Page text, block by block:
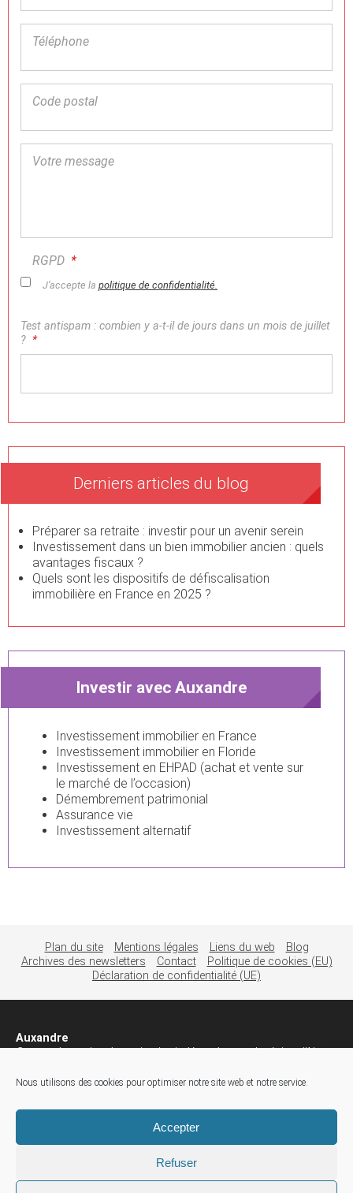
Nous utilisons des cookies pour optimiser notre site web et notre service.
Accepter
Refuser
Téléphone
Code postal
Votre message
RGPD *
J’accepte la politique de confidentialité.
Test antispam : combien y a-t-il de jours dans un mois de juillet
? *
Derniers articles du blog
Préparer sa retraite : investir pour un avenir serein
Investissement dans un bien immobilier ancien : quels
avantages fiscaux ?
Quels sont les dispositifs de défiscalisation
immobilière en France en 2025 ?
Investir avec Auxandre
Investissement immobilier en France
Investissement immobilier en Floride
Investissement en EHPAD (achat et vente sur
le marché de l’occasion)
Démembrement patrimonial
Assurance vie
Investissement alternatif
Plan du site Mentions légales Liens du web
Blog
Archives des newsletters
Contact
Politique de cookies (EU)
Déclaration de confidentialité (UE)
Auxandre
Groupe de gestion de patrimoine indépendant sur la région d’Aix en
démembrement immobilier, investissement en Floride,
2090 Route des Milles, Impasse Opaline bâtiment B
Eguilles
Du lundi au vendredi 09:00 - 19:00